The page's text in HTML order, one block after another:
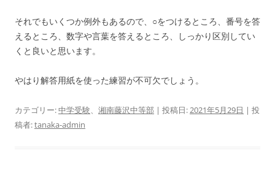
それでもいくつか例外もあるので、○をつけるところ、番号を答
えるところ、数字や言葉を答えるところ、しっかり区別してい
くと良いと思います。
やはり解答用紙を使った練習が不可欠でしょう。
カテゴリー:中学受験、 湘南藤沢中等部 | 投稿日:2021年5月29日 | 投
稿者:tanaka-admin